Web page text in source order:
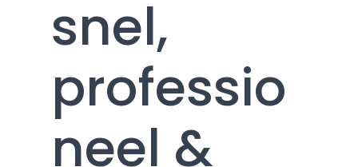
snel,
professio
neel &